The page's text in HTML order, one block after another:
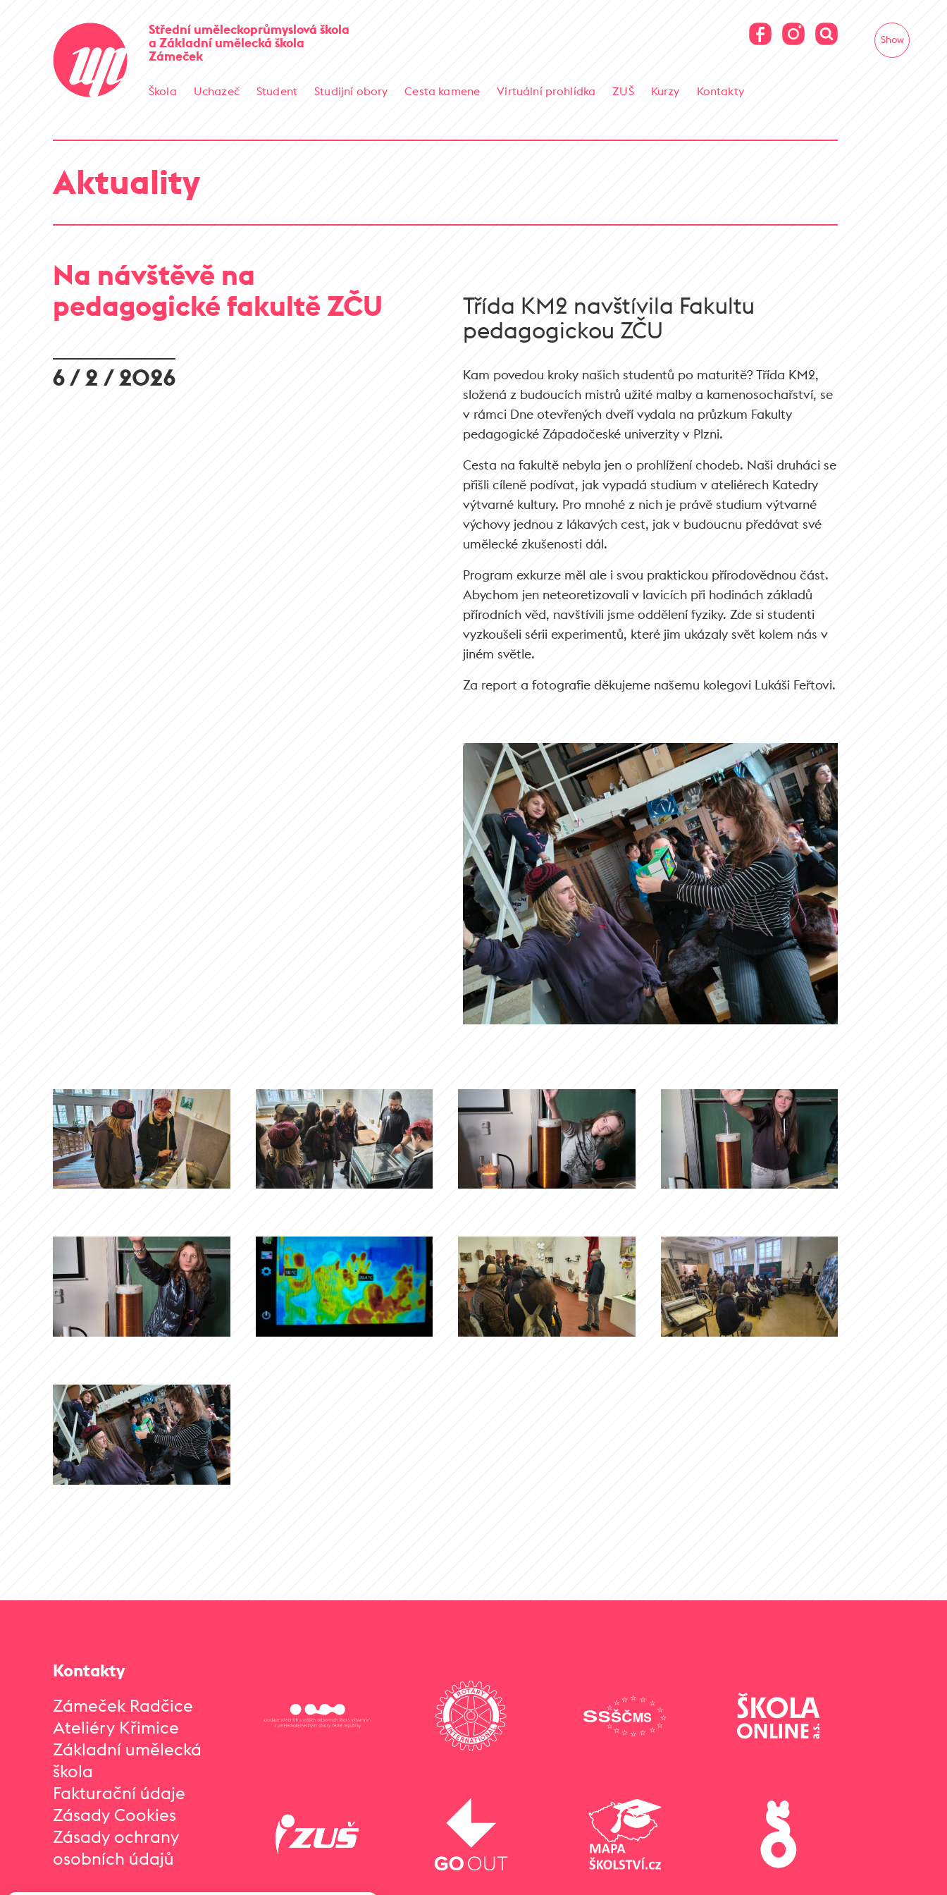
Střední uměleckoprůmyslová škola
a Základní umělecká škola
Zámeček
Škola Uchazeč Student Studijní obory Cesta kamene Virtuální prohlídka ZUŠ Kurzy Kontakty
Aktuality
Na návštěvě na
pedagogické fakultě ZČU
6 / 2 / 2026
Třída KM2 navštívila Fakultu
pedagogickou ZČU
Kam povedou kroky našich studentů po maturitě? Třída KM2,
složená z budoucích mistrů užité malby a kamenosochařství, se
v rámci Dne otevřených dveří vydala na průzkum Fakulty
pedagogické Západočeské univerzity v Plzni.
Cesta na fakultě nebyla jen o prohlížení chodeb. Naši druháci se
přišli cíleně podívat, jak vypadá studium v ateliérech Katedry
výtvarné kultury. Pro mnohé z nich je právě studium výtvarné
výchovy jednou z lákavých cest, jak v budoucnu předávat své
umělecké zkušenosti dál.
Program exkurze měl ale i svou praktickou přírodovědnou část.
Abychom jen neteoretizovali v lavicích při hodinách základů
přírodních věd, navštívili jsme oddělení fyziky. Zde si studenti
vyzkoušeli sérii experimentů, které jim ukázaly svět kolem nás v
jiném světle.
Za report a fotografie děkujeme našemu kolegovi Lukáši Feřtovi.
Kontakty
Zámeček Radčice
Ateliéry Křimice
Základní umělecká
škola
Fakturační údaje
Zásady Cookies
Zásady ochrany
osobních údajů
Show